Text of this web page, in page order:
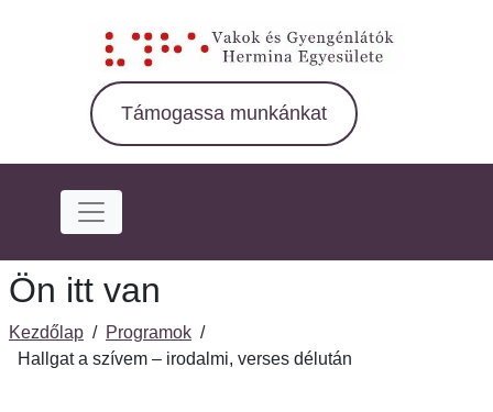
Támogassa munkánkat
Ön itt van
Kezdőlap / Programok /
Hallgat a szívem – irodalmi, verses délután